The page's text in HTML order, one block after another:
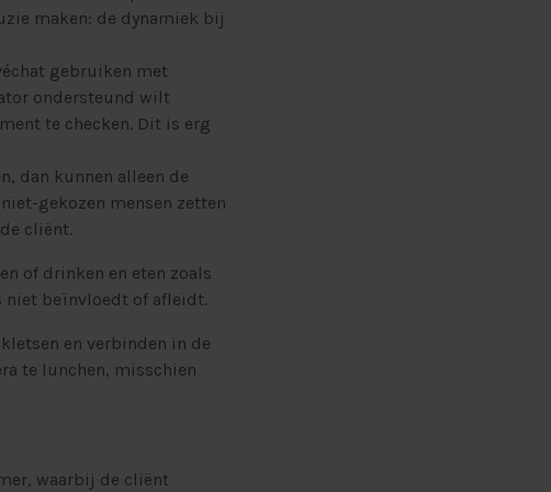
maken: de dynamiek bij
gebruiken met
ondersteund wilt
te checken. Dit is erg
dan kunnen alleen de
gekozen mensen zetten
cliënt.
of drinken en eten zoals
niet beïnvloedt of afleidt.
en verbinden in de
te lunchen, misschien
waarbij de cliënt